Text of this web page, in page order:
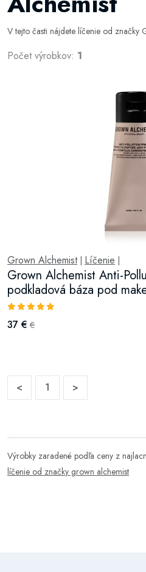
V tejto časti nájdete líčenie od značky
Počet výrobkov: 1
Grown Alchemist| Líčenie
Grown Alchemist Anti-
podkladová báza pod
37 € €
< 1 >
Výrobky zaradené podľa ceny z
líčenie od značky grown alchemist